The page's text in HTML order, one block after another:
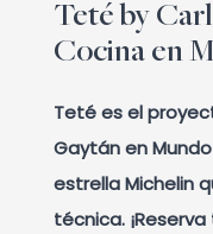
Teté by
Cocina en
Teté es el
Gaytán en
estrella Michelin
técnica.